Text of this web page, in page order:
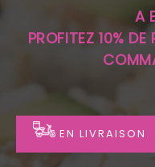
LA CARTE
VOTRE COMPTE
NOTRE RESTAURANT
VOS AVIS
A
PROFITEZ 10%
EN LIVRAISON